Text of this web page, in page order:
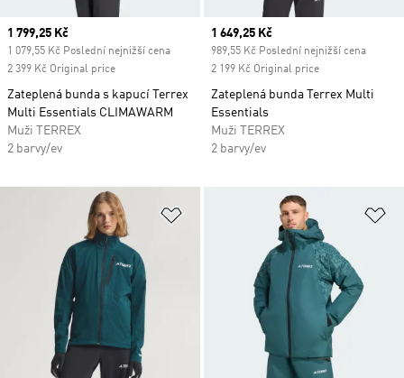
Current price
1 799,25 Kč
1 079,55 Kč Poslední nejnižší cena
2 399 Kč Original price
Zateplená bunda s kapucí Terrex
Multi Essentials CLIMAWARM
Muži TERREX
2 barvy/ev
Current price
1 649,25 Kč
989,55 Kč Poslední nejnižší cena
2 199 Kč Original price
Zateplená bunda Terrex Multi
Essentials
Muži TERREX
2 barvy/ev
Přidat do seznamu přání